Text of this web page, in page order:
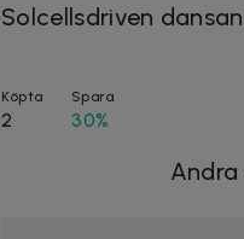
Solcellsdriven
Köpta
2
Spara
30%